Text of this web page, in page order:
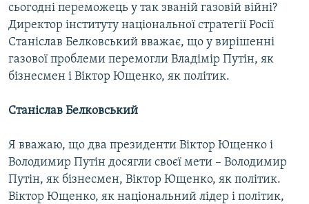
сьогодні переможець у так званій газовій війні?
Директор інституту національної стратегії Росії
Станіслав Белковський вважає, що у вирішенні
газової проблеми перемогли Владімір Путін, як
бізнесмен і Віктор Ющенко, як політик.
Станіслав Белковський
Я вважаю, що два президенти Віктор Ющенко і
Володимир Путін досягли своєї мети – Володимир
Путін, як бізнесмен, Віктор Ющенко, як політик.
Віктор Ющенко, як національний лідер і політик,